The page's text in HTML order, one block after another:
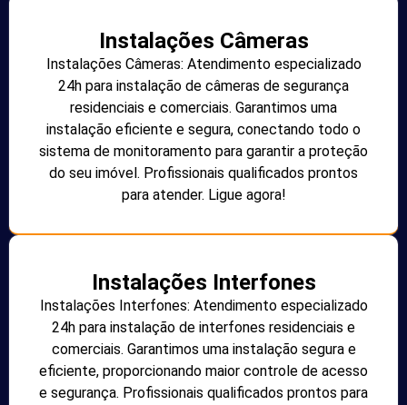
Instalações Câmeras
Instalações Câmeras: Atendimento especializado
24h para instalação de câmeras de segurança
residenciais e comerciais. Garantimos uma
instalação eficiente e segura, conectando todo o
sistema de monitoramento para garantir a proteção
do seu imóvel. Profissionais qualificados prontos
para atender. Ligue agora!
Instalações Interfones
Instalações Interfones: Atendimento especializado
24h para instalação de interfones residenciais e
comerciais. Garantimos uma instalação segura e
eficiente, proporcionando maior controle de acesso
e segurança. Profissionais qualificados prontos para